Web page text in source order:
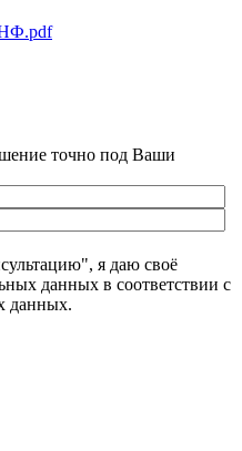
точно под Ваши
я даю своё
данных в соответствии с
данных.